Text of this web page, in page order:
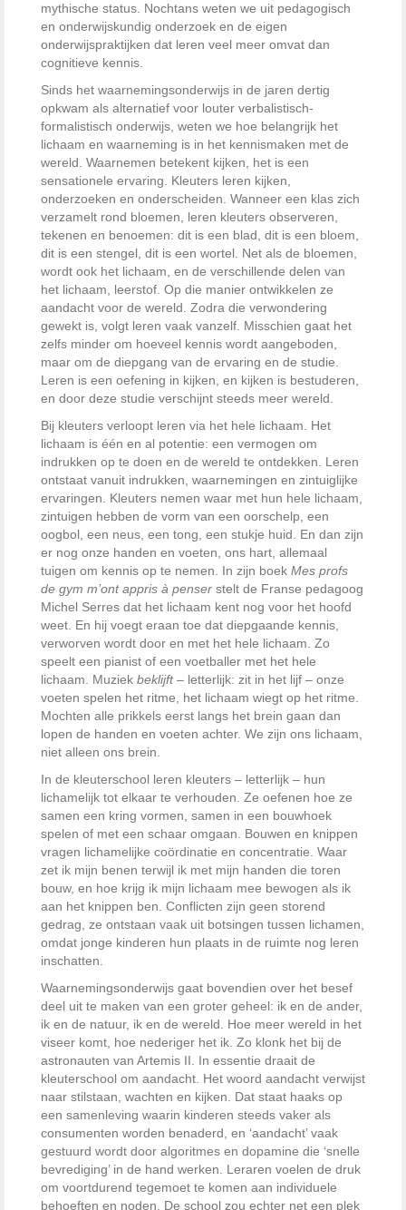
mythische status. Nochtans weten we uit pedagogisch
en onderwijskundig onderzoek en de eigen
onderwijspraktijken dat leren veel meer omvat dan
cognitieve kennis.
Sinds het waarnemingsonderwijs in de jaren dertig
opkwam als alternatief voor louter verbalistisch-
formalistisch onderwijs, weten we hoe belangrijk het
lichaam en waarneming is in het kennismaken met de
wereld. Waarnemen betekent kijken, het is een
sensationele ervaring. Kleuters leren kijken,
onderzoeken en onderscheiden. Wanneer een klas zich
verzamelt rond bloemen, leren kleuters observeren,
tekenen en benoemen: dit is een blad, dit is een bloem,
dit is een stengel, dit is een wortel. Net als de bloemen,
wordt ook het lichaam, en de verschillende delen van
het lichaam, leerstof. Op die manier ontwikkelen ze
aandacht voor de wereld. Zodra die verwondering
gewekt is, volgt leren vaak vanzelf. Misschien gaat het
zelfs minder om hoeveel kennis wordt aangeboden,
maar om de diepgang van de ervaring en de studie.
Leren is een oefening in kijken, en kijken is bestuderen,
en door deze studie verschijnt steeds meer wereld.
Bij kleuters verloopt leren via het hele lichaam. Het
lichaam is één en al potentie: een vermogen om
indrukken op te doen en de wereld te ontdekken. Leren
ontstaat vanuit indrukken, waarnemingen en zintuiglijke
ervaringen. Kleuters nemen waar met hun hele lichaam,
zintuigen hebben de vorm van een oorschelp, een
oogbol, een neus, een tong, een stukje huid. En dan zijn
er nog onze handen en voeten, ons hart, allemaal
tuigen om kennis op te nemen. In zijn boek Mes profs
de gym m’ont appris à penser stelt de Franse pedagoog
Michel Serres dat het lichaam kent nog voor het hoofd
weet. En hij voegt eraan toe dat diepgaande kennis,
verworven wordt door en met het hele lichaam. Zo
speelt een pianist of een voetballer met het hele
lichaam. Muziek beklijft– letterlijk: zit in het lijf – onze
voeten spelen het ritme, het lichaam wiegt op het ritme.
Mochten alle prikkels eerst langs het brein gaan dan
lopen de handen en voeten achter. We zijn ons lichaam,
niet alleen ons brein.
In de kleuterschool leren kleuters – letterlijk – hun
lichamelijk tot elkaar te verhouden. Ze oefenen hoe ze
samen een kring vormen, samen in een bouwhoek
spelen of met een schaar omgaan. Bouwen en knippen
vragen lichamelijke coördinatie en concentratie. Waar
zet ik mijn benen terwijl ik met mijn handen die toren
bouw, en hoe krijg ik mijn lichaam mee bewogen als ik
aan het knippen ben. Conflicten zijn geen storend
gedrag, ze ontstaan vaak uit botsingen tussen lichamen,
omdat jonge kinderen hun plaats in de ruimte nog leren
inschatten.
Waarnemingsonderwijs gaat bovendien over het besef
deel uit te maken van een groter geheel: ik en de ander,
ik en de natuur, ik en de wereld. Hoe meer wereld in het
viseer komt, hoe nederiger het ik. Zo klonk het bij de
astronauten van Artemis II. In essentie draait de
kleuterschool om aandacht. Het woord aandacht verwijst
naar stilstaan, wachten en kijken. Dat staat haaks op
een samenleving waarin kinderen steeds vaker als
consumenten worden benaderd, en ‘aandacht’ vaak
gestuurd wordt door algoritmes en dopamine die ‘snelle
bevrediging’ in de hand werken. Leraren voelen de druk
om voortdurend tegemoet te komen aan individuele
behoeften en noden. De school zou echter net een plek